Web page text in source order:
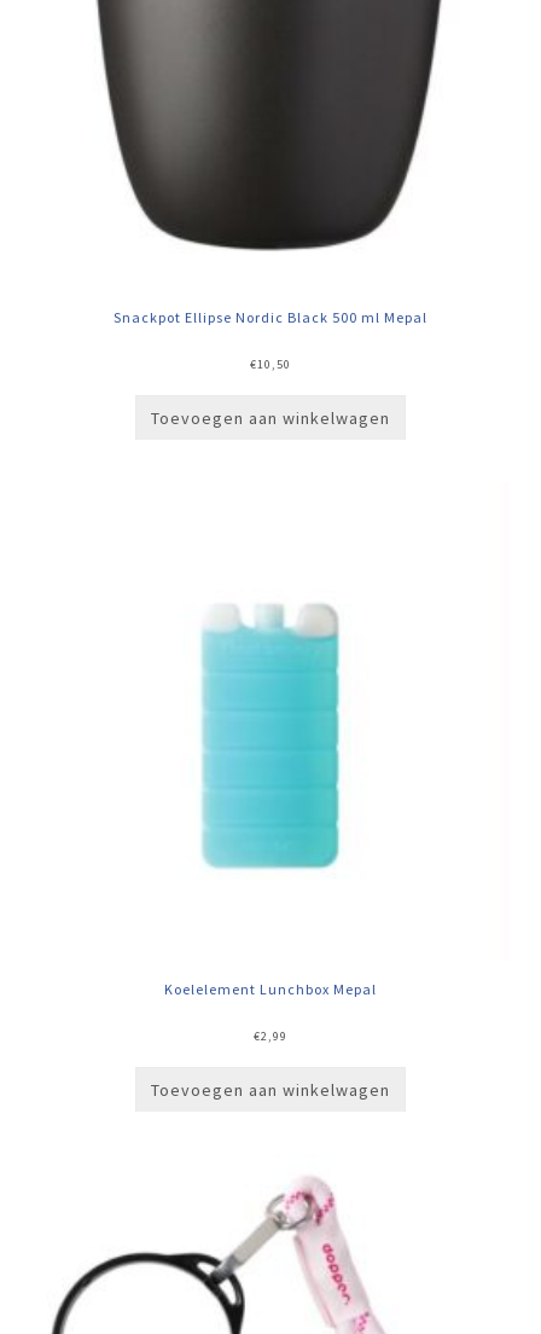
Snackpot Ellipse Nordic Black 500 ml Mepal
€10,50
Toevoegen aan winkelwagen
Koelelement Lunchbox Mepal
€2,99
Toevoegen aan winkelwagen